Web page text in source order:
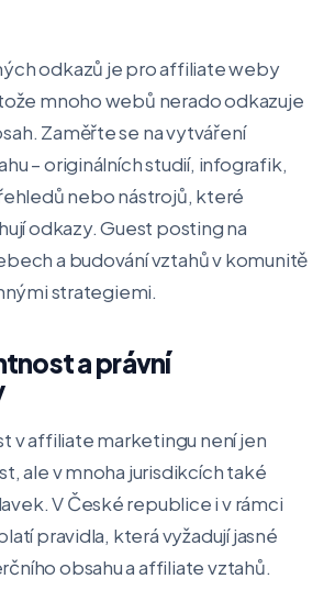
odkazů je pro affiliate weby
mnoho webů nerado odkazuje
Zaměřte se na vytváření
– originálních studií, infografik,
nebo nástrojů, které
odkazy. Guest posting na
a budování vztahů v komunitě
strategiemi.
a právní
v affiliate marketingu není jen
ale v mnoha jurisdikcích také
V České republice i v rámci
pravidla, která vyžadují jasné
obsahu a affiliate vztahů.